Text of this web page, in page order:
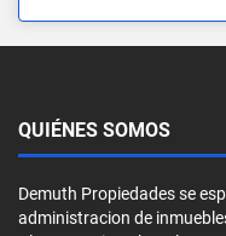
QUIÉNES SOMOS
Demuth Propiedades se
administracion de